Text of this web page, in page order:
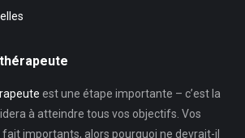
est une étape importante – c’est la
à atteindre tous vos objectifs. Vos
importants, alors pourquoi ne devrait-il